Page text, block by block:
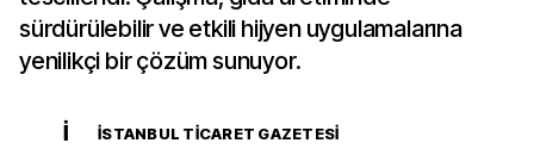
sürdürülebilir ve etkili hijyen uygulamalarına
yenilikçi bir çözüm sunuyor.
İ İSTANBUL TICARET GAZETESI